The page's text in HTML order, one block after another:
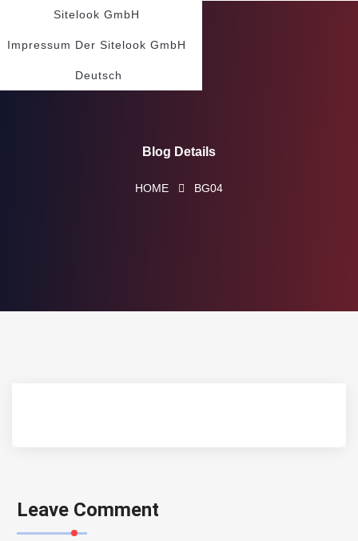
Sitelook GmbH
Impressum Der Sitelook GmbH
Deutsch
Blog Details
HOME BG04
Leave Comment